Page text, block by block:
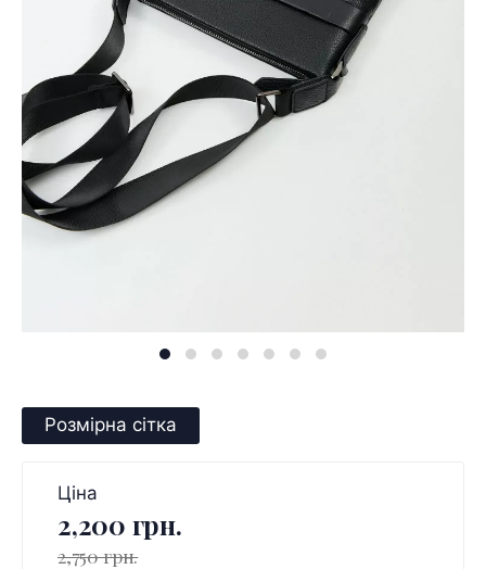
Розмірна сітка
Ціна
2,200 грн.
2,750 грн.